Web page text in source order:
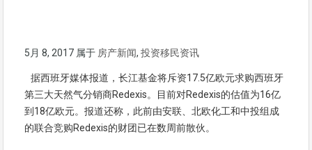
5月 8, 2017 属于 房产新闻, 投资移民资讯
据西班牙媒体报道，长江基金将斥资17.5亿欧元求购西班牙
第三大天然气分销商Redexis。目前对Redexis的估值为16亿
到18亿欧元。报道还称，此前由安联、北欧化工和中投组成
的联合竞购Redexis的财团已在数周前散伙。